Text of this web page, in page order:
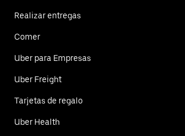
Realizar entregas
Comer
Uber para Empresas
Uber Freight
Tarjetas de regalo
Uber Health